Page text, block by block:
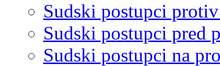
Sudski postupci
Sudski postupci pred
Sudski postupci na